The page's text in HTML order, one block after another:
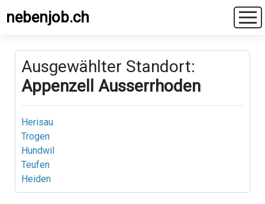
nebenjob.ch
Ausgewählter Standort:
Appenzell Ausserrhoden
Herisau
Trogen
Hundwil
Teufen
Heiden